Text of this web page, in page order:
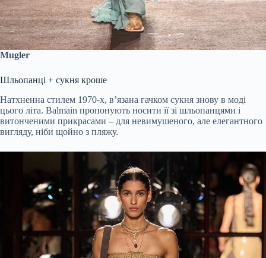
Mugler
Шльопанці + сукня кроше
Натхненна стилем 1970-х, в’язана гачком сукня знову в моді
цього літа. Balmain пропонують носити її зі шльопанцями і
витонченими прикрасами – для невимушеного, але елегантного
вигляду, ніби щойно з пляжу.